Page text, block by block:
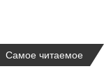
Самое читаемое